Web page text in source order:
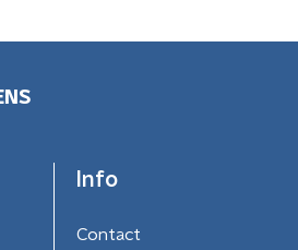
Info
Contact